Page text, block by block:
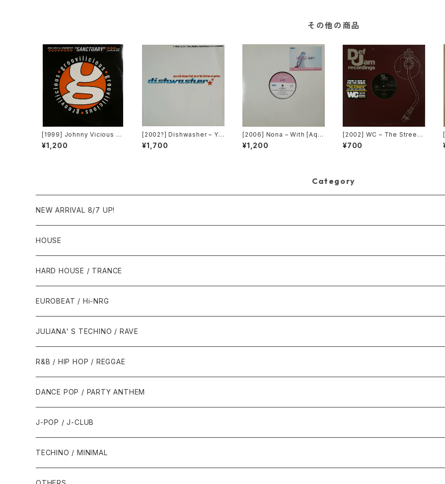
その他の商品
[1999] Johnny Vicious F
eat. Dangerous Dave – S
anctuary [Groovilicious]
¥1,200
[2002?] Dishwasher – Yo
u Will Always Find Me In
The Kitchen At Parties [K
¥1,700
[2006] Nona – With [Aqu
a][PROMO]
¥1,200
[2002] WC – The Streets
(Remix) [Def Jam Recor
dings][PROMO]
¥700
Category
NEW ARRIVAL 8/7 UP!
HOUSE
1980年代
1987年・以前
1988年
1990年代
1990年
1991年
2000年代
2000年
2001年
2010年代
2010年
2011年
HARD HOUSE / TRANCE
1990年代
1994年・以前
1995年
2000年代
2000年
2001年
EUROBEAT / Hi-NRG
1980年代
1986年・以前
1987年
1990年代
1990年
1991年
2000年代
JULIANA' S TECHINO / RAVE
1990年代
1990年
1991年
2000年代
2000年
2001年
R&B / HIP HOP / REGGAE
1980年代
1985年・以前
1986年
1990年代
1990年
1991年
2000年代
2000年
DANCE POP / PARTY ANTHEM
1980年代
1988年・以前
1989年
1990年代
1990年
J-POP / J-CLUB
1980年代
TECHINO / MINIMAL